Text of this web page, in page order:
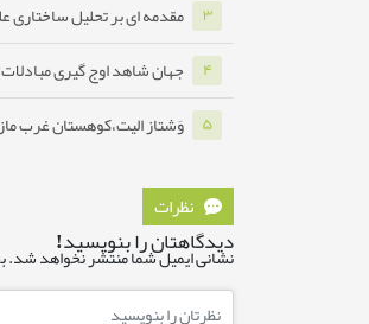
۳ مقدمه ای بر تحلیل ساختاری
۴ جهان شاهد اوج گیری مبادلات
۵ وَشتاز الیت،کوهستان غرب
نظرات
دیدگاهتان را بنویسید!
نشانی ایمیل شما منتشر نخواهد شد.